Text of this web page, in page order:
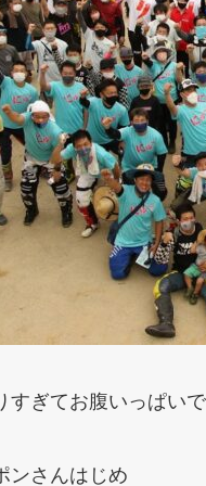
すぎてお腹いっぱい
ンさんはじめ